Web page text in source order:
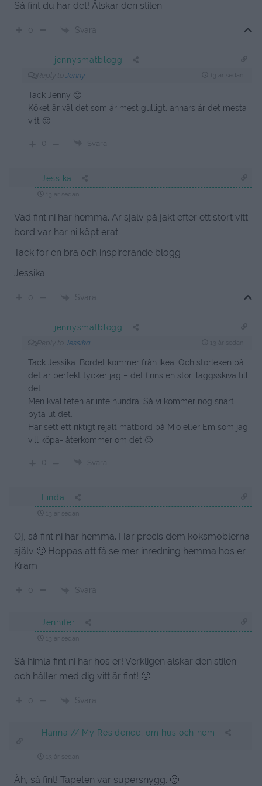
Så fint du har det! Älskar den stilen
Svara
jennysmatblogg
Jenny
Tack Jenny 🙂
Köket är väl det som är mest gulligt, annars är det mesta
vitt 🙂
Svara
Jessika
13 år sedan
Vad fint ni har hemma. Är själv på jakt efter ett stort vitt
bord var har ni köpt erat
Tack för en bra och inspirerande blogg
Jessika
Svara
jennysmatblogg
Jessika
Tack Jessika. Bordet kommer från Ikea. Och storleken på
det är perfekt tycker jag – det finns en stor iläggsskiva till
det.
Men kvaliteten är inte hundra. Så vi kommer nog snart
byta ut det.
Har sett ett riktigt rejält matbord på Mio eller Em som jag
vill köpa- återkommer om det 🙂
Svara
Linda
13 år sedan
Oj, så fint ni har hemma. Har precis dem köksmöblerna
själv 🙂 Hoppas att få se mer inredning hemma hos er.
Kram
Svara
Jennifer
13 år sedan
Så himla fint ni har hos er! Verkligen älskar den stilen
och håller med dig vitt är fint! 🙂
Svara
Hanna // My Residence, om hus och hem
13 år sedan
Åh, så fint! Tapeten var supersnygg. 🙂